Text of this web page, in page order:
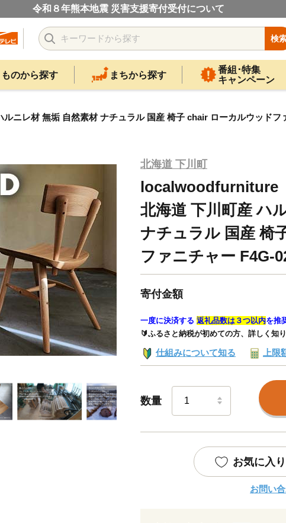
令和８年熊本地震 災害支援寄付受付について
検
ものから探す まちから探す
番組･特集
キャンペーン
ニレ材 無垢 自然素材 ナチュラル 国産 椅子 chair ローカルウッドフ
北海道 下川町
localwoodfurniture
北海道 下川町産 ハ
ナチュラル 国産 椅
ファニチャー F4G-
寄付金額
一度に決済する 返礼品数は３つ以内を推
🔰ふるさと納税が初めての方、詳しく知
仕組みについて知る 上限
数量
お気に入
お問い